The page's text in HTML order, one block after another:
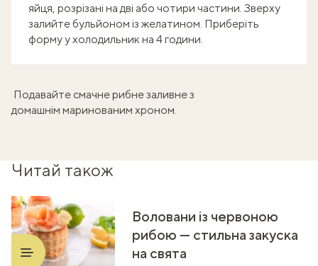
яйця, розрізані на дві або чотири частини. Зверху
залийте бульйоном із желатином. Приберіть
форму у холодильник на 4 години.
Подавайте смачне рибне заливне з
домашнім маринованим хроном.
Читай також
Воловани із червоною
рибою — стильна закуска
на свята